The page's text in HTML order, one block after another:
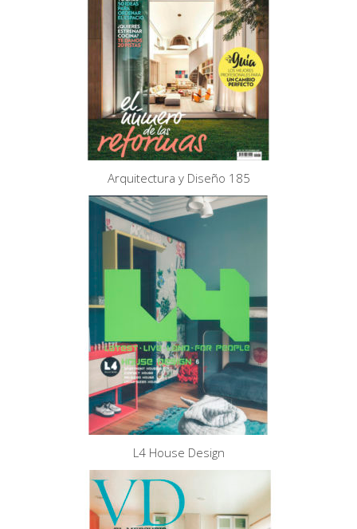
Arquitectura y Diseño 185
L4 House Design